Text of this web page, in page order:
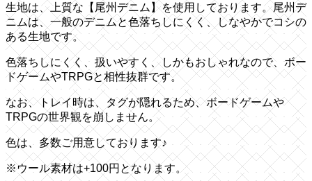
生地は、上質な【尾州デニム】を使用しております。尾州デ
ニムは、一般のデニムと色落ちしにくく、しなやかでコシの
ある生地です。
色落ちしにくく、扱いやすく、しかもおしゃれなので、ボー
ドゲームやTRPGと相性抜群です。
なお、トレイ時は、タグが隠れるため、ボードゲームや
TRPGの世界観を崩しません。
色は、多数ご用意しております♪
※ウール素材は+100円となります。